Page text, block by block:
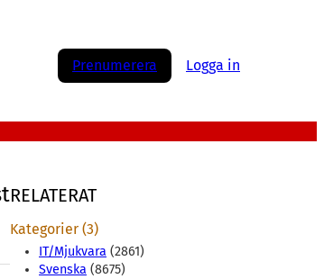
Prenumerera Logga in
RELATERAT
Kategorier (3)
IT/Mjukvara (2861)
Svenska (8675)